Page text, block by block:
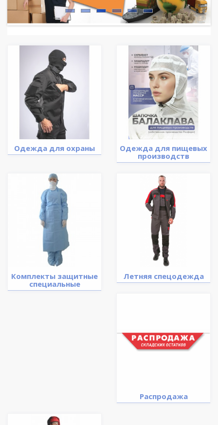
Одежда для охраны
Одежда для пищевых
производств
Комплекты защитные
специальные
Летняя спецодежда
Распродажа